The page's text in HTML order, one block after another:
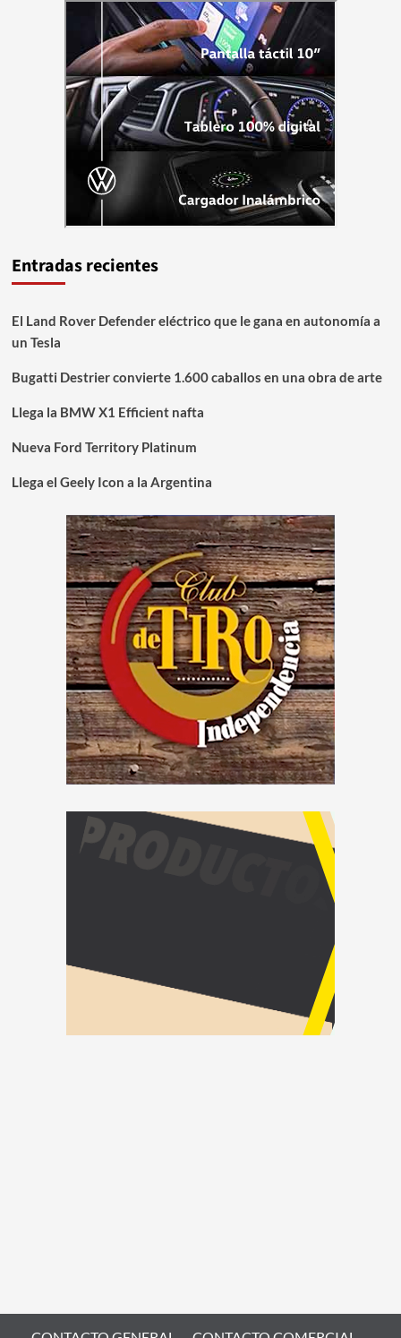
Entradas recientes
El Land Rover Defender eléctrico que le gana en autonomía a
un Tesla
Bugatti Destrier convierte 1.600 caballos en una obra de arte
Llega la BMW X1 Efficient nafta
Nueva Ford Territory Platinum
Llega el Geely Icon a la Argentina